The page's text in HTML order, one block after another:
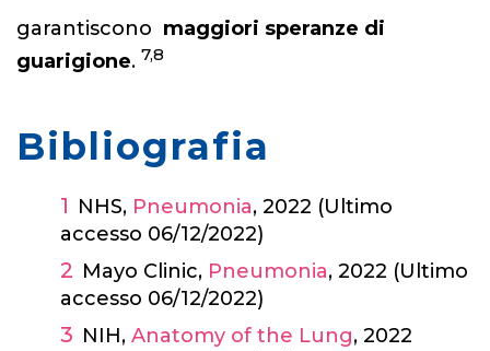
garantiscono maggiori speranze di
guarigione. 7,8
Bibliografia
NHS, Pneumonia, 2022 (Ultimo
accesso 06/12/2022)
Mayo Clinic, Pneumonia, 2022 (Ultimo
accesso 06/12/2022)
NIH, Anatomy of the Lung, 2022